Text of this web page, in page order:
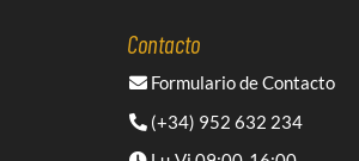
Contacto
Formulario de Contacto
(+34) 952 632 234